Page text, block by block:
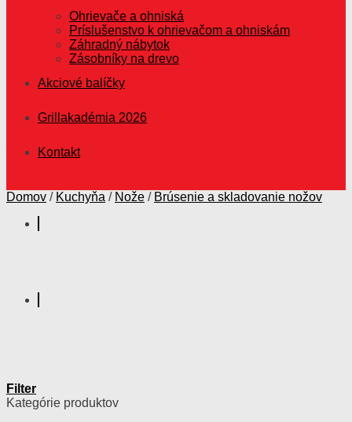
Ohrievače a ohniská
Príslušenstvo k ohrievačom a ohniskám
Záhradný nábytok
Zásobníky na drevo
Akciové balíčky
Grillakadémia 2026
Kontakt
Domov / Kuchyňa / Nože / Brúsenie a skladovanie nožov
Filter
Kategórie produktov